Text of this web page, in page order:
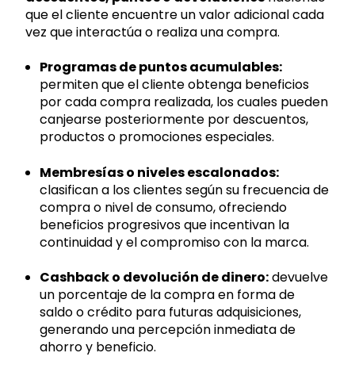
que el cliente encuentre un valor adicional cada
vez que interactúa o realiza una compra.
Programas de puntos acumulables:
permiten que el cliente obtenga beneficios
por cada compra realizada, los cuales pueden
canjearse posteriormente por descuentos,
productos o promociones especiales.
Membresías o niveles escalonados:
clasifican a los clientes según su frecuencia de
compra o nivel de consumo, ofreciendo
beneficios progresivos que incentivan la
continuidad y el compromiso con la marca.
Cashback o devolución de dinero:devuelve
un porcentaje de la compra en forma de
saldo o crédito para futuras adquisiciones,
generando una percepción inmediata de
ahorro y beneficio.